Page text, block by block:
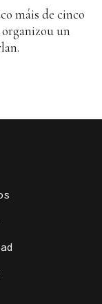
máis de cinco
un